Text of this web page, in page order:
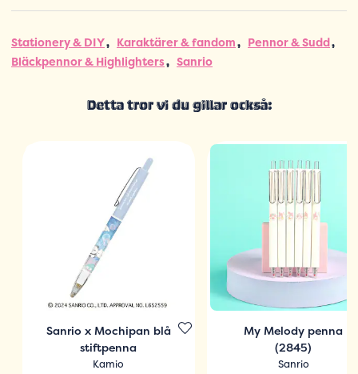
Stationery & DIY Karaktärer & fandom
Pennor & Sudd
Bläckpennor & Highlighters
Sanrio
Detta tror vi du gillar också:
Sanrio x Mochipan blå
stiftpenna
Kamio
My Melody penna
(2845)
Sanrio